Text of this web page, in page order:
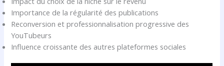
Importance de la régularité des publications
Reconversion et professionnalisation progressive des
YouTubeurs
Influence croissante des autres plateformes sociales